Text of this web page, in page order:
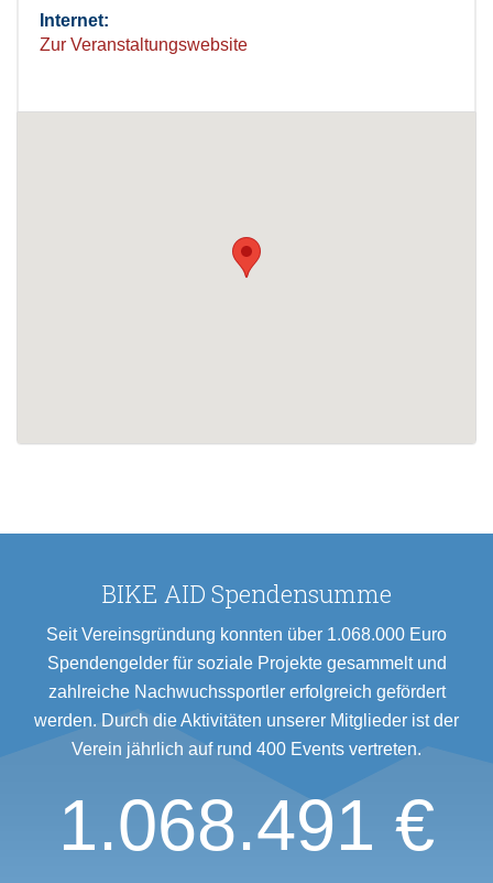
Internet:
Zur Veranstaltungswebsite
BIKE AID Spendensumme
Seit Vereinsgründung konnten über 1.068.000 Euro
Spendengelder für soziale Projekte gesammelt und
zahlreiche Nachwuchssportler erfolgreich gefördert
werden. Durch die Aktivitäten unserer Mitglieder ist der
Verein jährlich auf rund 400 Events vertreten.
1.068.491 €